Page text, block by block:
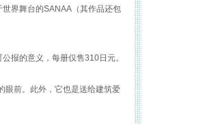
界舞台的SANAA（其作品还包
报的意义，每册仅售310日元。
眼前。此外，它也是送给建筑爱